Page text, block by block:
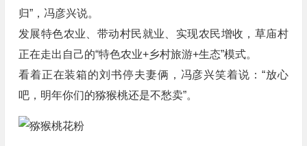
归”，冯彦兴说。
发展特色农业、带动村民就业、实现农民增收，草庙村
正在走出自己的“特色农业+乡村旅游+生态”模式。
看着正在装箱的刘书停夫妻俩，冯彦兴笑着说：“放心
吧，明年你们的猕猴桃还是不愁卖”。